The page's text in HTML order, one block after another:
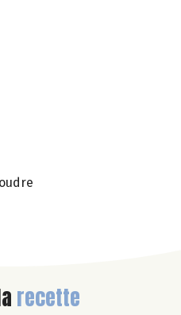
recette